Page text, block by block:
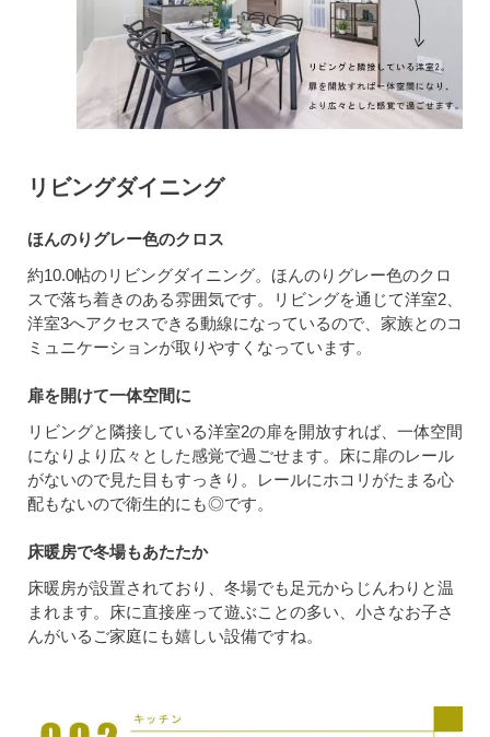
リビングダイニング
ほんのりグレー色のクロス
約10.0帖のリビングダイニング。ほんのりグレー色のクロ
スで落ち着きのある雰囲気です。リビングを通じて洋室2、
洋室3へアクセスできる動線になっているので、家族とのコ
ミュニケーションが取りやすくなっています。
扉を開けて一体空間に
リビングと隣接している洋室2の扉を開放すれば、一体空間
になりより広々とした感覚で過ごせます。床に扉のレール
がないので見た目もすっきり。レールにホコリがたまる心
配もないので衛生的にも◎です。
床暖房で冬場もあたたか
床暖房が設置されており、冬場でも足元からじんわりと温
まれます。床に直接座って遊ぶことの多い、小さなお子さ
んがいるご家庭にも嬉しい設備ですね。